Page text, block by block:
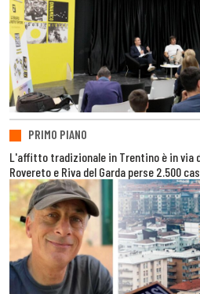
PRIMO PIANO
L'affitto tradizionale in Trentino è in via
Rovereto e Riva del Garda perse 2.500